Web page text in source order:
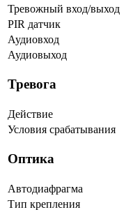
Тревожный вход/выход
PIR датчик
Аудиовход
Аудиовыход
Тревога
Действие
Условия срабатывания
Оптика
Автодиафрагма
Тип крепления